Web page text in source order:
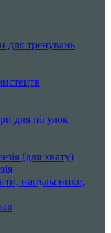
для тренувань
для пігулок
(для хвату)
напульсники,